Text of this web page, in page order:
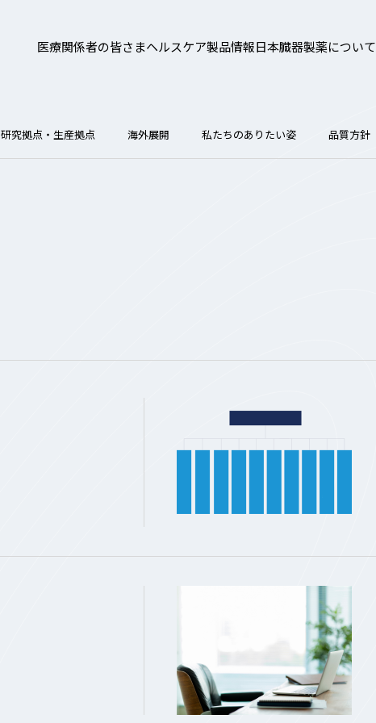
医療関係者の皆さまヘルスケア製品情報日本臓器製薬について
研究拠点・生産拠点 海外展開 私たちのありたい姿 品質方針